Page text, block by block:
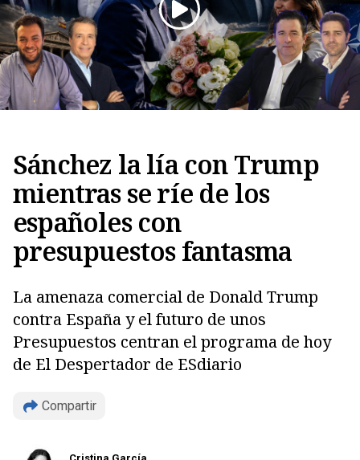
Sánchez la lía con Trump
mientras se ríe de los
españoles con
presupuestos fantasma
La amenaza comercial de Donald Trump
contra España y el futuro de unos
Presupuestos centran el programa de hoy
de El Despertador de ESdiario
Compartir
Copiar